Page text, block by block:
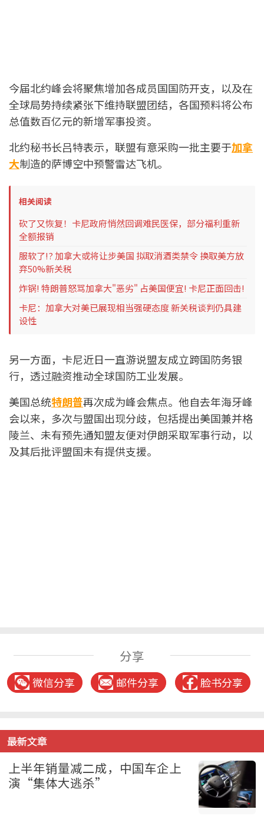
今届北约峰会将聚焦增加各成员国国防开支，以及在
全球局势持续紧张下维持联盟团结，各国预料将公布
总值数百亿元的新增军事投资。
北约秘书长吕特表示，联盟有意采购一批主要于加拿
大制造的萨博空中预警雷达飞机。
相关阅读
砍了又恢复！卡尼政府悄然回调难民医保，部分福利重新
全额报销
服软了!? 加拿大或将让步美国 拟取消酒类禁令 换取美方放
弃50%新关税
炸锅! 特朗普怒骂加拿大"恶劣" 占美国便宜! 卡尼正面回击!
卡尼：加拿大对美已展现相当强硬态度 新关税谈判仍具建
设性
另一方面，卡尼近日一直游说盟友成立跨国防务银
行，透过融资推动全球国防工业发展。
美国总统特朗普再次成为峰会焦点。他自去年海牙峰
会以来，多次与盟国出现分歧，包括提出美国兼并格
陵兰、未有预先通知盟友便对伊朗采取军事行动，以
及其后批评盟国未有提供支援。
分享
微信分享 邮件分享 脸书分享
最新文章
上半年销量减二成，中国车企上
演“集体大逃杀”